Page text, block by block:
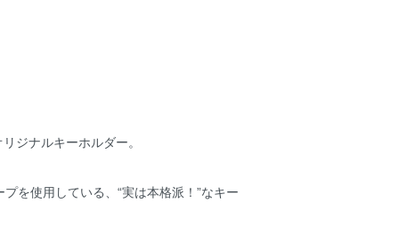
ジナルキーホルダー。
を使用している、“実は本格派！”なキー